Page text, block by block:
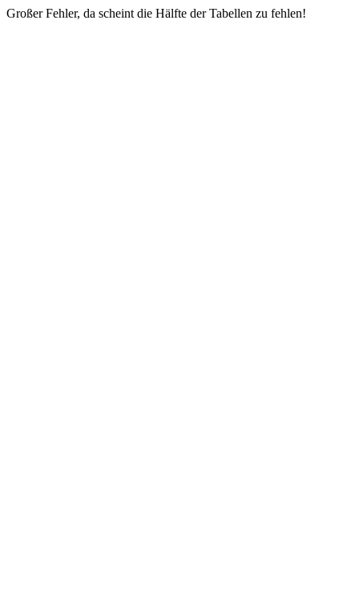
Großer Fehler, da scheint die Hälfte der Tabellen zu fehlen!